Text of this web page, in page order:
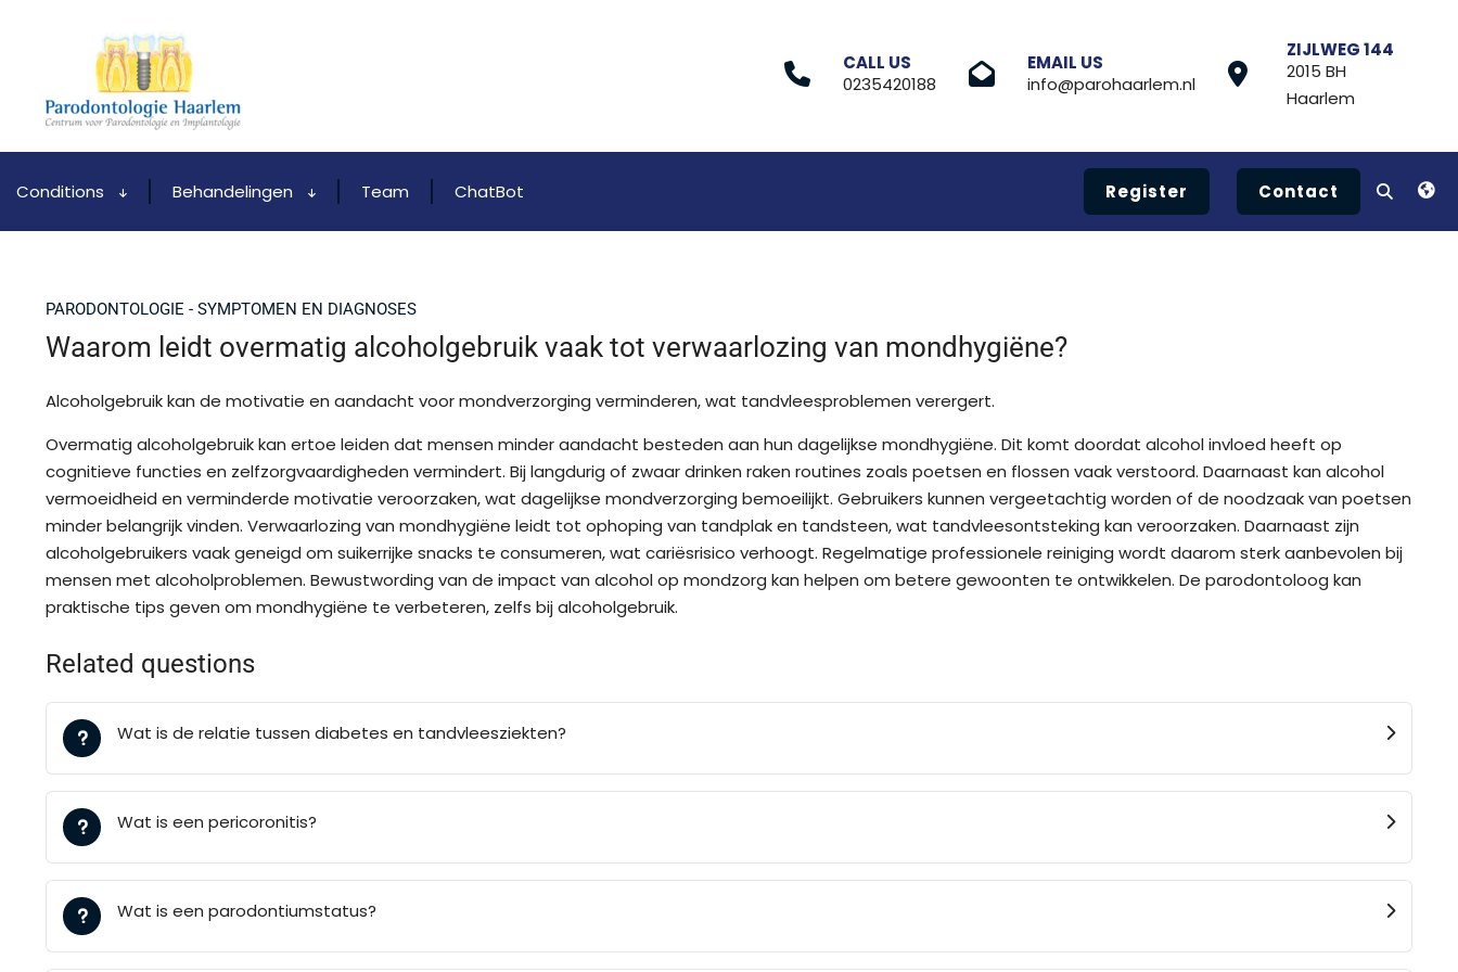
CALL US
0235420188
EMAIL US
info@parohaarlem.nl
ZIJLWEG 144
2015 BH
Haarlem
Conditions Behandelingen Team ChatBot Register Contact
PARODONTOLOGIE - SYMPTOMEN EN DIAGNOSES
Waarom leidt overmatig alcoholgebruik vaak tot verwaarlozing van mondhygiëne?
Alcoholgebruik kan de motivatie en aandacht voor mondverzorging verminderen, wat tandvleesproblemen verergert.
Overmatig alcoholgebruik kan ertoe leiden dat mensen minder aandacht besteden aan hun dagelijkse mondhygiëne. Dit komt doordat alcohol invloed heeft op
cognitieve functies en zelfzorgvaardigheden vermindert. Bij langdurig of zwaar drinken raken routines zoals poetsen en flossen vaak verstoord. Daarnaast kan alcohol
vermoeidheid en verminderde motivatie veroorzaken, wat dagelijkse mondverzorging bemoeilijkt. Gebruikers kunnen vergeetachtig worden of de noodzaak van poetsen
minder belangrijk vinden. Verwaarlozing van mondhygiëne leidt tot ophoping van tandplak en tandsteen, wat tandvleesontsteking kan veroorzaken. Daarnaast zijn
alcoholgebruikers vaak geneigd om suikerrijke snacks te consumeren, wat cariësrisico verhoogt. Regelmatige professionele reiniging wordt daarom sterk aanbevolen bij
mensen met alcoholproblemen. Bewustwording van de impact van alcohol op mondzorg kan helpen om betere gewoonten te ontwikkelen. De parodontoloog kan
praktische tips geven om mondhygiëne te verbeteren, zelfs bij alcoholgebruik.
Related questions
Wat is de relatie tussen diabetes en tandvleesziekten?
Wat is een pericoronitis?
Wat is een parodontiumstatus?